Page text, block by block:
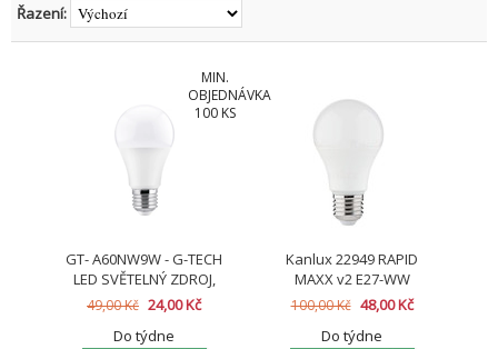
Řazení:
MIN.
OBJEDNÁVKA
100 KS
GT- A60NW9W - G-TECH
LED SVĚTELNÝ ZDROJ,
A60, E27, 8.8W, 806lm,
4000K, AC220-240V, 200°
49,00 Kč 24,00 Kč
Do týdne
Kanlux 22949 RAPID
MAXX v2 E27-WW
Světelný zdroj LED (starý
kód 32925)
100,00 Kč 48,00 Kč
Do týdne